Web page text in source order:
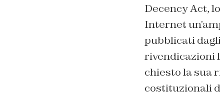
Decency Act,
Internet
pubblicati
rivendicazioni
chiesto la sua
costituzionali